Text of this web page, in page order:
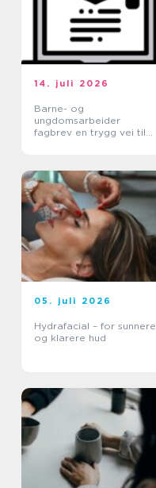
14. juli 2026
Barne- og
ungdomsarbeider
fagbrev en trygg vei til
05. juli 2026
Hydrafacial – for sunnere
og klarere hud